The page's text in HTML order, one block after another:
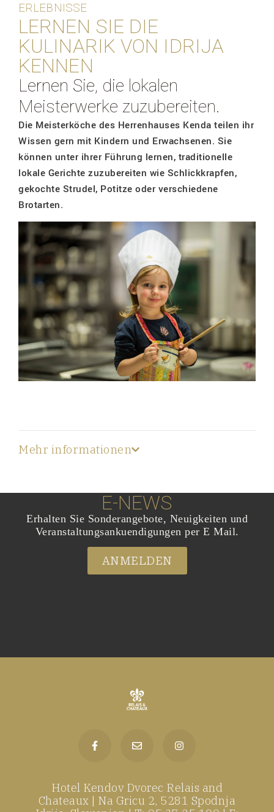
ERLEBNISSE
LERNEN SIE DIE
KULINARIK VON IDRIJA
KENNEN
Lernen Sie, die lokalen
Meisterwerke zuzubereiten.
Die Meisterköche des Herrenhauses Kenda teilen ihr
Wissen gern mit Kindern und Erwachsenen. Sie
können unter ihrer Führung lernen, traditionelle
lokale Gerichte zuzubereiten wie Schlickkrapfen,
gekochte Strudel, Potitze oder verschiedene
Brotarten.
Mehr informationen
E-NEWS
Erhalten Sie Sonderangebote, Neuigkeiten und
Veranstaltungsankuendigungen per E Mail.
ANMELDEN
Hotel Kendov Dvorec Relais and
Chateaux | Na Gricu 2, 5281 Spodnja